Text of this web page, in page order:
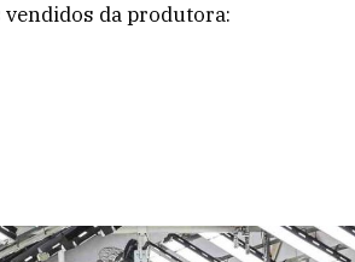
da produtora: